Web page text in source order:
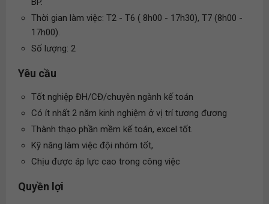
Thời gian làm việc: T2 - T6 ( 8h00 - 17h30), T7 (8h00 -
17h00).
Số lượng: 2
Yêu cầu
Tốt nghiệp ĐH/CĐ/chuyên ngành kế toán
Có ít nhất 2 năm kinh nghiệm ở vị trí tương đương
Thành thạo phần mềm kế toán, excel tốt.
Kỹ năng làm việc đội nhóm tốt,
Chịu được áp lực cao trong công việc
Quyền lợi